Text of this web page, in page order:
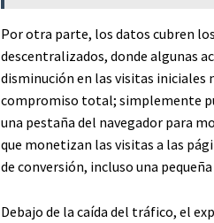
Por otra parte, los datos cubren
descentralizados, donde algunas
disminución en las visitas iniciales
compromiso total; simplemente
una pestaña del navegador para
que monetizan las visitas a las
de conversión, incluso una
Debajo de la caída del tráfico, el